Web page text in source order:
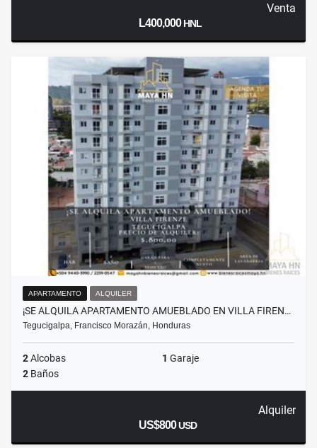
Venta
L400,000HNL
APARTAMENTO ALQUILER
¡SE ALQUILA APARTAMENTO AMUEBLADO EN VILLA FIREN…
Tegucigalpa, Francisco Morazán, Honduras
2Alcobas 1 Garaje
2 Baños
Alquiler
US$800USD